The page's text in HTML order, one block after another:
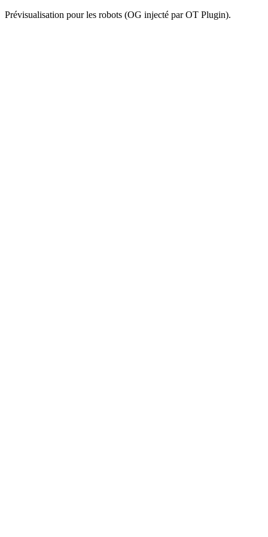
Prévisualisation pour les robots (OG injecté par OT Plugin).